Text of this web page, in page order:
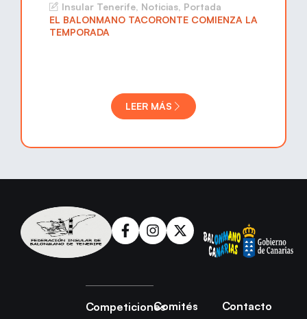
Insular Tenerife, Noticias, Portada
EL BALONMANO TACORONTE COMIENZA LA
TEMPORADA
LEER MÁS
CompeticionesComités
Contacto